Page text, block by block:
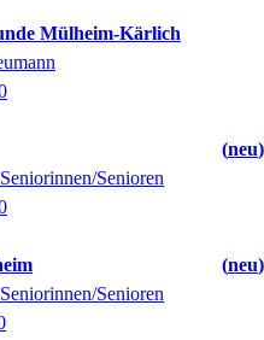
Mülheim-Kärlich
neu
Senioren
neu
Senioren